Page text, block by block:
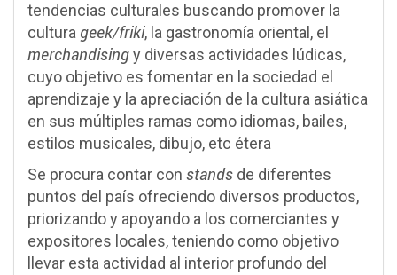
tendencias culturales buscando promover la
cultura geek/friki, la gastronomía oriental, el
merchandisingy diversas actividades lúdicas,
cuyo objetivo es fomentar en la sociedad el
aprendizaje y la apreciación de la cultura asiática
en sus múltiples ramas como idiomas, bailes,
estilos musicales, dibujo, etc étera
Se procura contar con stands de diferentes
puntos del país ofreciendo diversos productos,
priorizando y apoyando a los comerciantes y
expositores locales, teniendo como objetivo
llevar esta actividad al interior profundo del